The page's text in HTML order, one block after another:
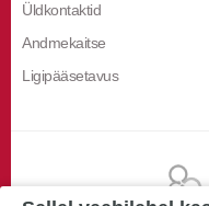
Üldkontaktid
Andmekaitse
Ligipääsetavus